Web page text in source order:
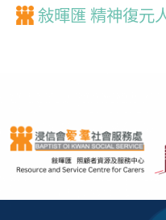
敍暉匯 精神復元